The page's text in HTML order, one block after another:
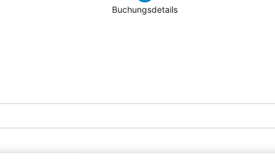
Buchungsdetails